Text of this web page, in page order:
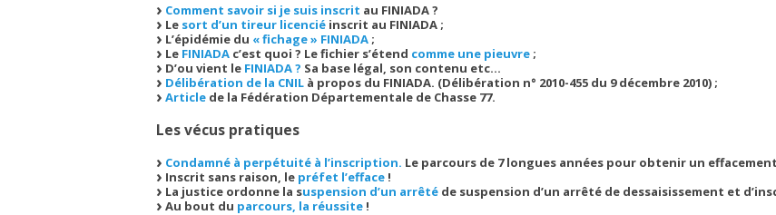
Comment savoir si je suis inscrit au FINIADA ?
Le sort d’un tireur licencié inscrit au FINIADA ;
L’épidémie du « fichage » FINIADA ;
Le FINIADA c’est quoi ? Le fichier s’étend comme une pieuvre ;
D’ou vient le FINIADA ? Sa base légal, son contenu etc…
Délibération de la CNIL à propos du FINIADA. (Délibération n° 2010-455 du 9 décembre 2010) ;
Article de la Fédération Départementale de Chasse 77.
Les vécus pratiques
Condamné à perpétuité à l’inscription. Le parcours de 7 longues années pour obtenir un
Inscrit sans raison, le préfet l’efface !
La justice ordonne la suspension d’un arrêté de suspension d’un arrêté de dessaisissement et
Au bout du parcours, la réussite !